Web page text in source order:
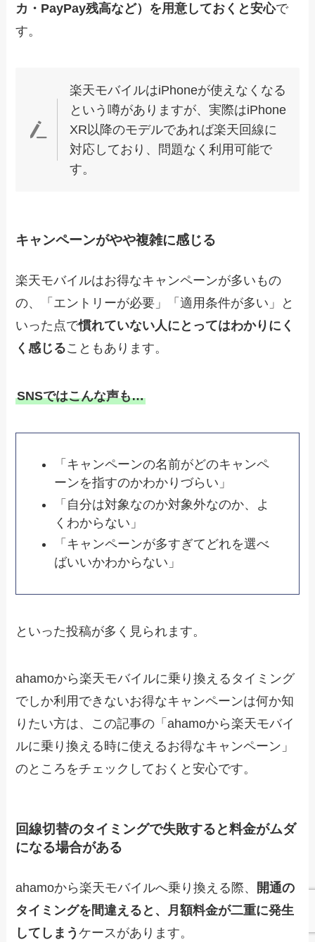
カ・PayPay残高など）を用意しておくと安心で
す。
楽天モバイルはiPhoneが使えなくなる
という噂がありますが、実際はiPhone
XR以降のモデルであれば楽天回線に
対応しており、問題なく利用可能で
す。
キャンペーンがやや複雑に感じる
楽天モバイルはお得なキャンペーンが多いもの
の、「エントリーが必要」「適用条件が多い」と
いった点で慣れていない人にとってはわかりにく
く感じることもあります。
SNSではこんな声も…
「キャンペーンの名前がどのキャンペ
ーンを指すのかわかりづらい」
「自分は対象なのか対象外なのか、よ
くわからない」
「キャンペーンが多すぎてどれを選べ
ばいいかわからない」
といった投稿が多く見られます。
ahamoから楽天モバイルに乗り換えるタイミング
でしか利用できないお得なキャンペーンは何か知
りたい方は、この記事の「ahamoから楽天モバイ
ルに乗り換える時に使えるお得なキャンペーン」
のところをチェックしておくと安心です。
回線切替のタイミングで失敗すると料金がムダ
になる場合がある
ahamoから楽天モバイルへ乗り換える際、
開通の
タイミングを間違えると、月額料金が二重に発生
してしまうケースがあります。